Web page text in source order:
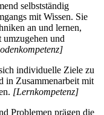
selbstständig
mit Wissen. Sie
an und lernen,
und
individuelle Ziele zu
in Zusammenarbeit mit
[Lernkompetenz]
Problemen prägen die